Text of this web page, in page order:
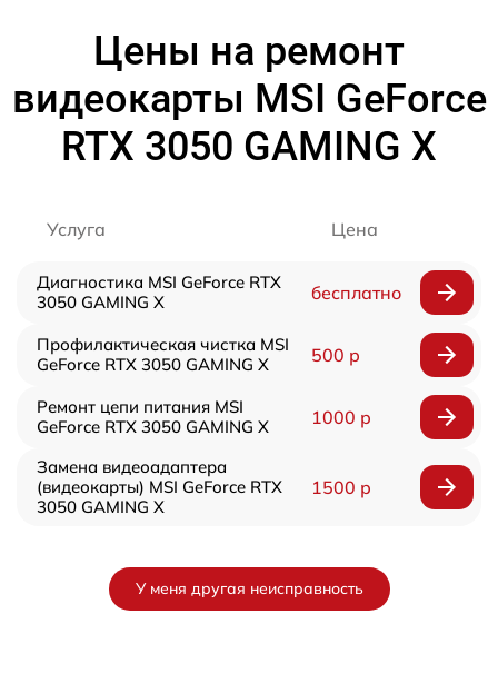
Цены на ремонт
видеокарты MSI GeForce
RTX 3050 GAMING X
Услуга Цена
Диагностика MSI GeForce RTX
3050 GAMING X
бесплатно
Профилактическая чистка MSI
GeForce RTX 3050 GAMING X
500 р
Ремонт цепи питания MSI
GeForce RTX 3050 GAMING X
1000 р
Замена видеоадаптера
(видеокарты) MSI GeForce RTX
3050 GAMING X
1500 р
У меня другая неисправность